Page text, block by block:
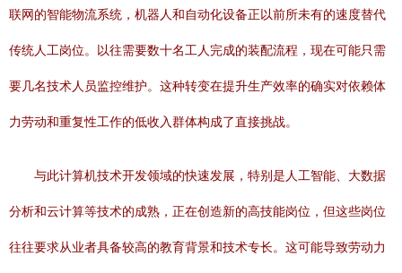
联网的智能物流系统，机器人和自动化设备正以前所未有的速度替代
传统人工岗位。以往需要数十名工人完成的装配流程，现在可能只需
要几名技术人员监控维护。这种转变在提升生产效率的确实对依赖体
力劳动和重复性工作的低收入群体构成了直接挑战。
与此计算机技术开发领域的快速发展，特别是人工智能、大数据
分析和云计算等技术的成熟，正在创造新的高技能岗位，但这些岗位
往往要求从业者具备较高的教育背景和技术专长。这可能导致劳动力